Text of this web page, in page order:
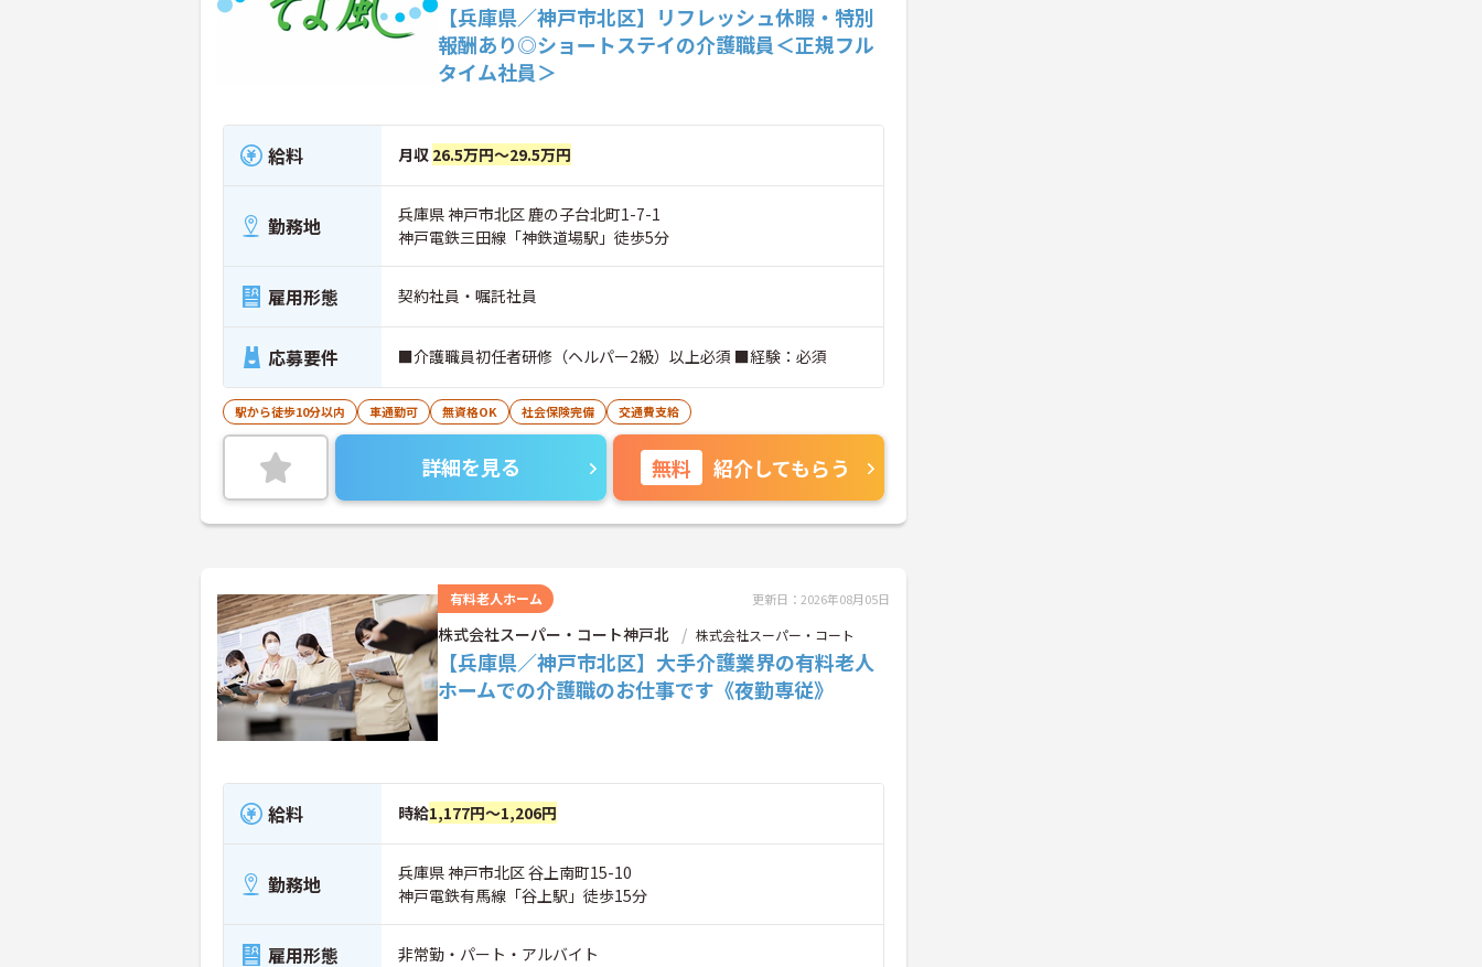
【兵庫県／神戸市北区】リフレッシュ休暇・特別
報酬あり◎ショートステイの介護職員＜正規フル
タイム社員＞
給料 月収 26.5万円～29.5万円
勤務地
兵庫県 神戸市北区 鹿の子台北町1-7-1
神戸電鉄三田線「神鉄道場駅」徒歩5分
雇用形態 契約社員・嘱託社員
応募要件 ■介護職員初任者研修（ヘルパー2級）以上必須 ■経験：必須
駅から徒歩10分以内 車通勤可 無資格OK 社会保険完備 交通費支給
詳細を見る 無料 紹介してもらう
有料老人ホーム 更新日：2026年08月05日
株式会社スーパー・コート神戸北 株式会社スーパー・コート
【兵庫県／神戸市北区】大手介護業界の有料老人
ホームでの介護職のお仕事です《夜勤専従》
給料 時給1,177円～1,206円
勤務地
兵庫県 神戸市北区 谷上南町15-10
神戸電鉄有馬線「谷上駅」徒歩15分
雇用形態 非常勤・パート・アルバイト